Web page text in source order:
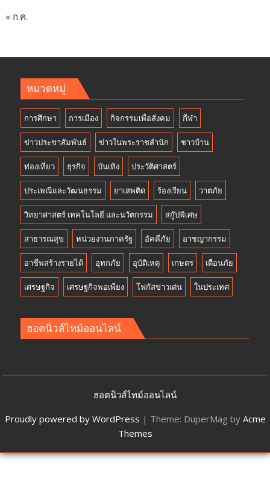
« ก.ค.
หมวดหมู่
การศึกษา การเมือง กิจกรรมเพื่อสังคม กีฬา
ข่าวประชาสัมพันธ์ ข่าวในพระราชสำนัก ชาวบ้าน
ท่องเที่ยว ธุรกิจ บันเทิง ประวัติศาสตร์
ประเพณีและวัฒนธรรม ยาเสพติด ร้องเรียน วาตภัย
วิทยาศาสตร์ เทคโนโลยี และนวัตกรรม สกู๊ปพิเศษ
สาธารณสุข หน่วยงานภาครัฐ อัคคีภัย อาชญากรรม
อาชีพสร้างรายได้ อุทกภัย อุบัติเหตุ เกษตร เตือนภัย
เศรษฐกิจ เศรษฐกิจพอเพียง โฟกัสข่าวเด่น ในประเทศ
ฮอตนิวส์ไทม์ออนไลน์
ฮอตนิวส์ไทม์ออนไลน์
Proudly powered by WordPress | Theme: DuperMag by Acme
Themes